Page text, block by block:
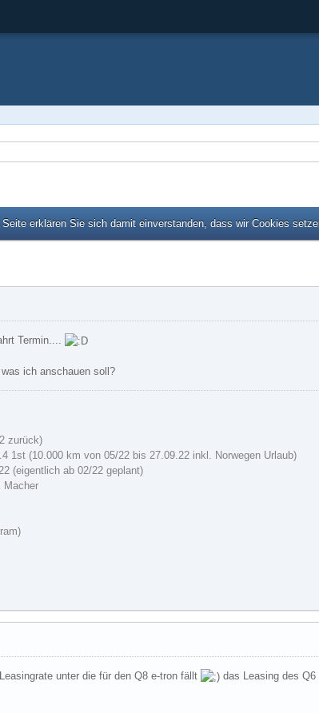
erklären Sie sich damit einverstanden, dass wir Cookies
Termin....
ich anschauen soll?
zurück)
1st (10.000 km von 05/22 bis 27.09.22 inkl. Norwegen Urlaub)
(eigentlich ab 02/22 geplant)
Macher
unter die für den Q8 e-tron fällt
das Leasing des